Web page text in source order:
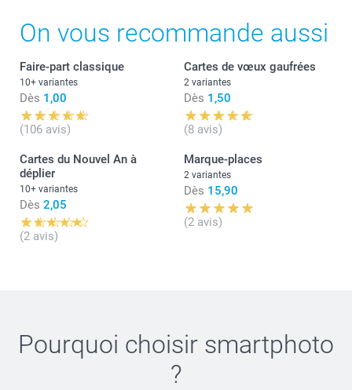
On vous recommande aussi
Faire-part classique
10+ variantes
Dès 1,00
(106 avis)
Cartes de vœux gaufrées
2 variantes
Dès 1,50
(8 avis)
Cartes du Nouvel An à
déplier
10+ variantes
Dès 2,05
(2 avis)
Marque-places
2 variantes
Dès 15,90
(2 avis)
Pourquoi choisir smartphoto
?